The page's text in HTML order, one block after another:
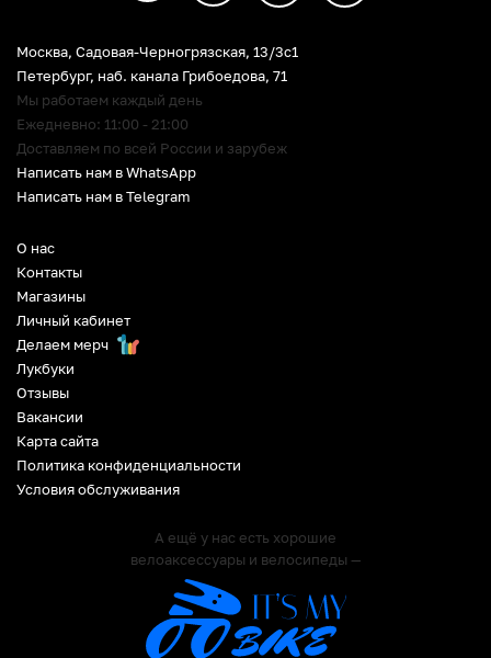
О нас
Контакты
Магазины
Личный кабинет
Делаем мерч
Лукбуки
Отзывы
Вакансии
Карта сайта
Политика конфиденциальности
Условия обслуживания
А ещё у нас есть хорошие
велоаксессуары и велосипеды —
Москва, Садовая-Черногрязская, 13/3c1
Петербург, наб. канала Грибоедова, 71
Мы работаем каждый день
Ежедневно: 11:00 - 21:00
Доставляем по всей России и зарубеж
Написать нам в WhatsApp
Написать нам в Telegram